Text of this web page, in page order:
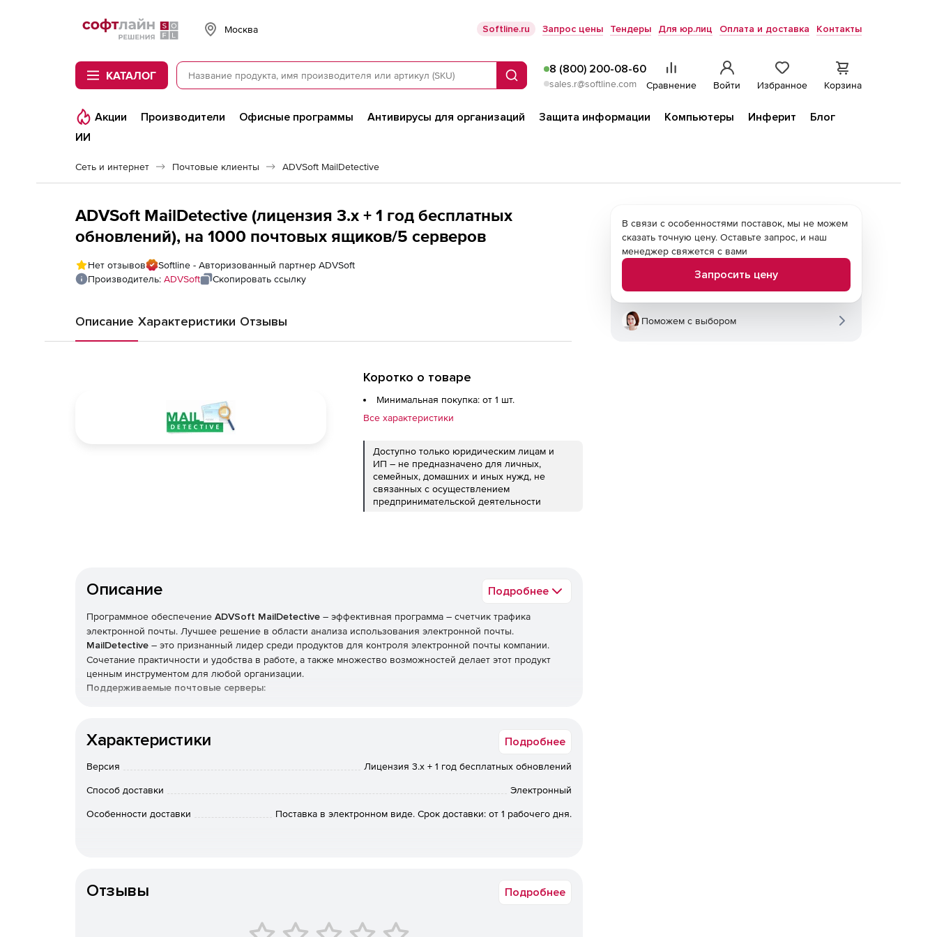
Softline
Москва Softline.ru Запрос цены Тендеры Для юр.лиц Оплата и доставка Контакты
КАТАЛОГ Поиск
8 (800) 200-08-60
sales.r@softline.com Сравнение Войти Избранное Корзина
Акции Производители Офисные программы Антивирусы для организаций Защита информации Компьютеры Инферит
Блог
ИИ
Сеть и интернет Почтовые клиенты ADVSoft MailDetective
ADVSoft MailDetective (лицензия 3.x + 1 год бесплатных
обновлений), на 1000 почтовых ящиков/5 серверов
Нет отзывов
Softline - Авторизованный партнер ADVSoft
Производитель: ADVSoft Скопировать ссылку
Описание Характеристики Отзывы
Коротко о товаре
Минимальная покупка: от 1 шт.
Все характеристики
Доступно только юридическим лицам и
ИП – не предназначено для личных,
семейных, домашних и иных нужд, не
связанных с осуществлением
предпринимательской деятельности
Описание Подробнее
Программное обеспечение ADVSoft MailDetective – эффективная программа – счетчик трафика
электронной почты. Лучшее решение в области анализа использования электронной почты.
MailDetective – это признанный лидер среди продуктов для контроля электронной почты компании.
Сочетание практичности и удобства в работе, а также множество возможностей делает этот продукт
ценным инструментом для любой организации.
Поддерживаемые почтовые серверы:
Microsoft Exchange Server 2000.
Microsoft Exchange Server 2003.
Характеристики Подробнее
Версия Лицензия 3.x + 1 год бесплатных обновлений
Способ доставки Электронный
Особенности доставки Поставка в электронном виде. Срок доставки: от 1 рабочего дня.
Отзывы Подробнее
В связи с особенностями поставок, мы не можем
сказать точную цену. Оставьте запрос, и наш
менеджер свяжется с вами
Запросить цену
Поможем с выбором